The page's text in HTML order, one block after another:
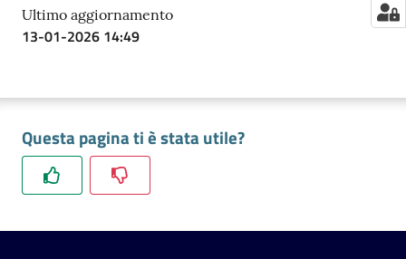
Ultimo aggiornamento
13-01-2026 14:49
Questa pagina ti è stata utile?